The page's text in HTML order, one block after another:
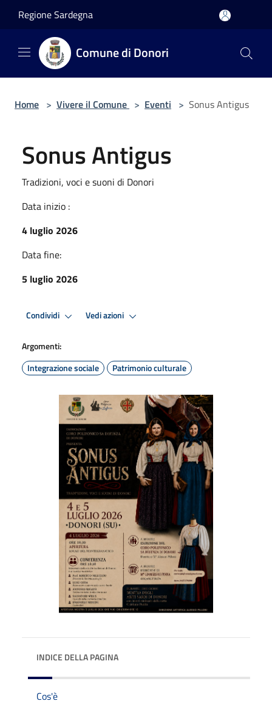
Regione Sardegna
Comune di Donori
Home > Vivere il Comune > Eventi > Sonus Antigus
Sonus Antigus
Tradizioni, voci e suoni di Donori
Data inizio :
4 luglio 2026
Data fine:
5 luglio 2026
Condividi Vedi azioni
Argomenti:
Integrazione sociale
Patrimonio culturale
INDICE DELLA PAGINA
Cos'è